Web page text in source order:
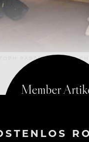
PARZER. – FOTO: